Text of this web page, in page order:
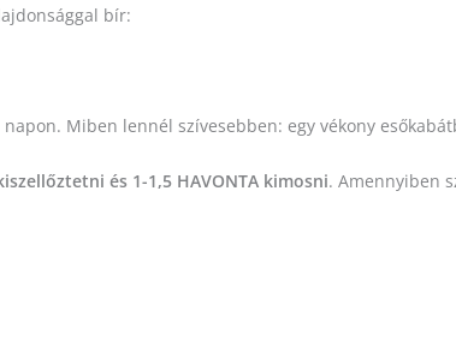
bír:
Miben lennél szívesebben: egy vékony
és 1-1,5 HAVONTA kimosni. Amennyiben